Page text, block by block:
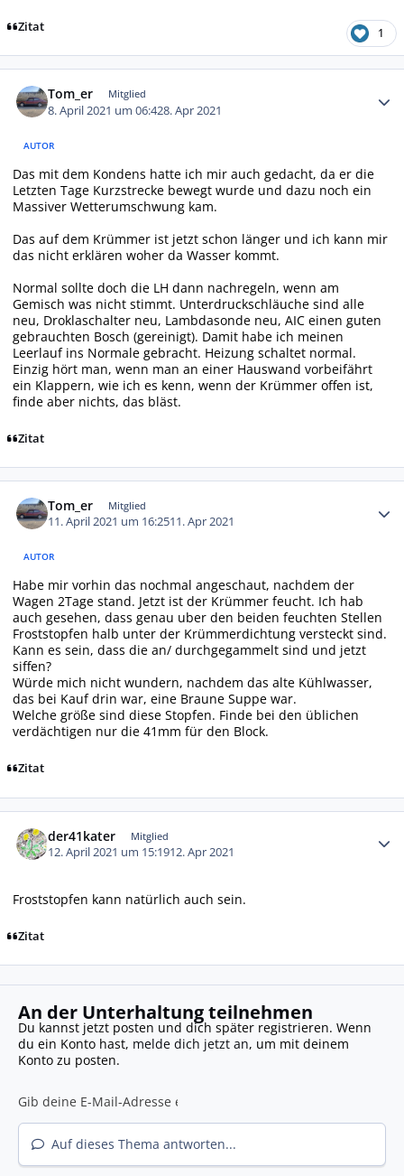
Zitat 1
Tom_er Mitglied
8. April 2021 um 06:428. Apr 2021
AUTOR
Das mit dem Kondens hatte ich mir auch gedacht, da er die
Letzten Tage Kurzstrecke bewegt wurde und dazu noch ein
Massiver Wetterumschwung kam.
Das auf dem Krümmer ist jetzt schon länger und ich kann mir
das nicht erklären woher da Wasser kommt.
Normal sollte doch die LH dann nachregeln, wenn am
Gemisch was nicht stimmt. Unterdruckschläuche sind alle
neu, Droklaschalter neu, Lambdasonde neu, AIC einen guten
gebrauchten Bosch (gereinigt). Damit habe ich meinen
Leerlauf ins Normale gebracht. Heizung schaltet normal.
Einzig hört man, wenn man an einer Hauswand vorbeifährt
ein Klappern, wie ich es kenn, wenn der Krümmer offen ist,
finde aber nichts, das bläst.
Zitat
Tom_er Mitglied
11. April 2021 um 16:2511. Apr 2021
AUTOR
Habe mir vorhin das nochmal angeschaut, nachdem der
Wagen 2Tage stand. Jetzt ist der Krümmer feucht. Ich hab
auch gesehen, dass genau uber den beiden feuchten Stellen
Froststopfen halb unter der Krümmerdichtung versteckt sind.
Kann es sein, dass die an/ durchgegammelt sind und jetzt
siffen?
Würde mich nicht wundern, nachdem das alte Kühlwasser,
das bei Kauf drin war, eine Braune Suppe war.
Welche größe sind diese Stopfen. Finde bei den üblichen
verdächtigen nur die 41mm für den Block.
Zitat
der41kater Mitglied
12. April 2021 um 15:1912. Apr 2021
Froststopfen kann natürlich auch sein.
Zitat
An der Unterhaltung teilnehmen
Du kannst jetzt posten und dich später registrieren. Wenn
du ein Konto hast, melde dich jetzt an, um mit deinem
Konto zu posten.
Auf dieses Thema antworten...